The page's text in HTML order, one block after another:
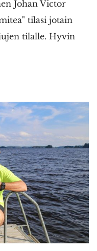
Johan Victor
tilasi jotain
tilalle. Hyvin